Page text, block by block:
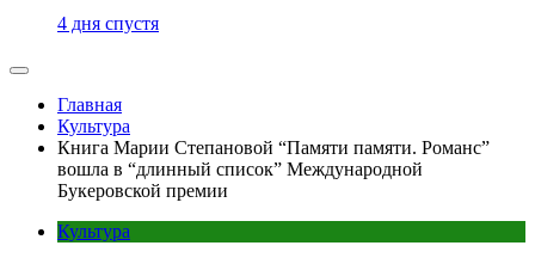
4 дня спустя
Главная
Культура
Книга Марии Степановой “Памяти памяти. Романс”
вошла в “длинный список” Международной
Букеровской премии
Культура